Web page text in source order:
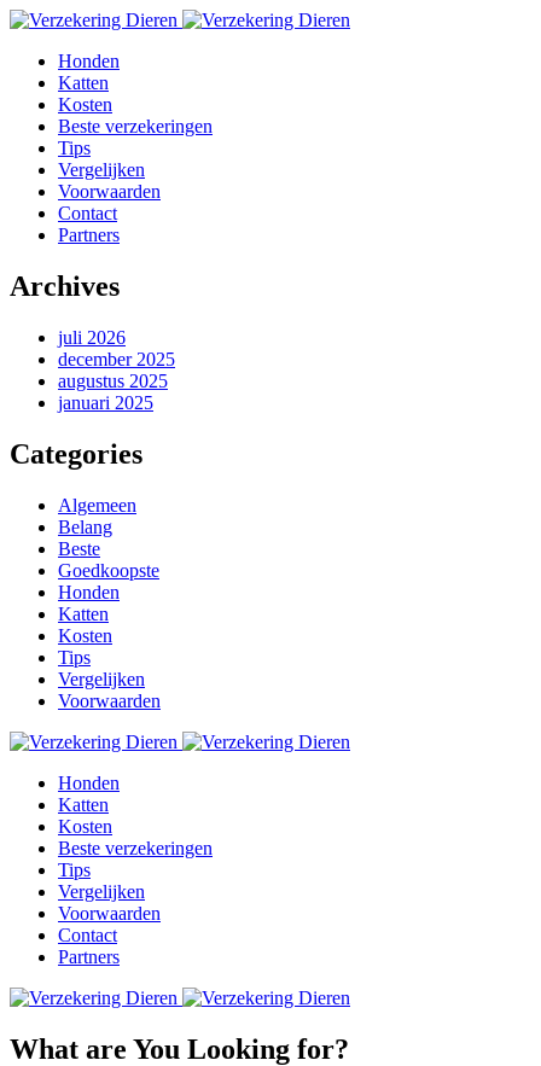
Honden
Katten
Kosten
Beste verzekeringen
Tips
Vergelijken
Voorwaarden
Contact
Partners
Archives
juli 2026
december 2025
augustus 2025
januari 2025
Categories
Algemeen
Belang
Beste
Goedkoopste
Honden
Katten
Kosten
Tips
Vergelijken
Voorwaarden
Honden
Katten
Kosten
Beste verzekeringen
Tips
Vergelijken
Voorwaarden
Contact
Partners
What are You Looking for?